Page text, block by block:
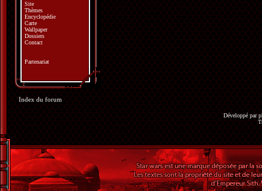
Site
Thèmes
Encyclopédie
Carte
Wallpaper
Dossiers
Contact
Partenariat
Index du forum
Développé par